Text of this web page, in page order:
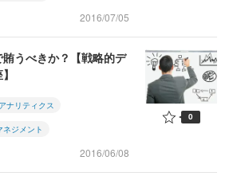
2016/07/05
うべきか？【戦略的デ
アナリティクス
ネジメント
2016/06/08
0